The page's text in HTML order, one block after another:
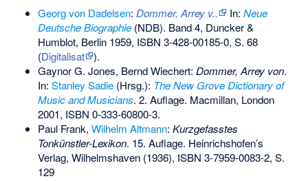
Georg von Dadelsen: Dommer, Arrey v.. In: Neue
Deutsche Biographie(NDB). Band 4, Duncker &
Humblot, Berlin 1959, ISBN 3-428-00185-0, S. 68
(Digitalisat
).
Gaynor G. Jones, Bernd Wiechert: Dommer, Arrey von.
In: Stanley Sadie(Hrsg.): The New Grove Dictionary of
Music and Musicians. 2. Auflage. Macmillan, London
2001, ISBN 0-333-60800-3.
Paul Frank, Wilhelm Altmann: Kurzgefasstes
Tonkünstler-Lexikon. 15. Auflage. Heinrichshofen’s
Verlag, Wilhelmshaven (1936), ISBN 3-7959-0083-2, S.
129